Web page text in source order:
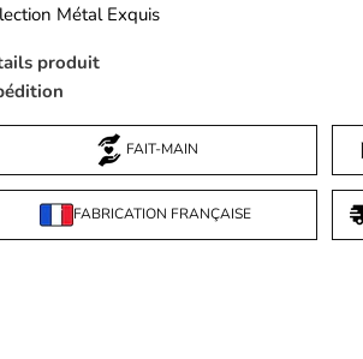
Métal Exquis
produit
FAIT-MAIN
FABRICATION FRANÇAISE